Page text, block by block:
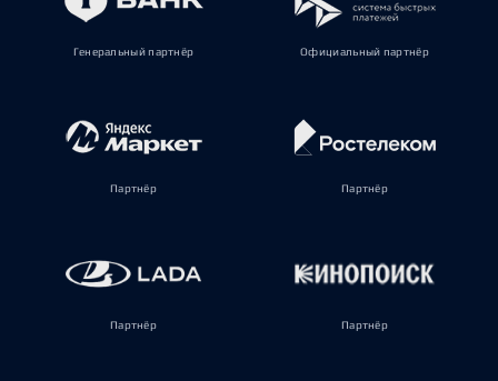
Генеральный партнёр Официальный партнёр
Партнёр Партнёр
Партнёр Партнёр